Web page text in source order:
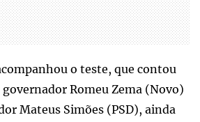
o teste, que contou
governador Romeu Zema (Novo)
Mateus Simões (PSD), ainda